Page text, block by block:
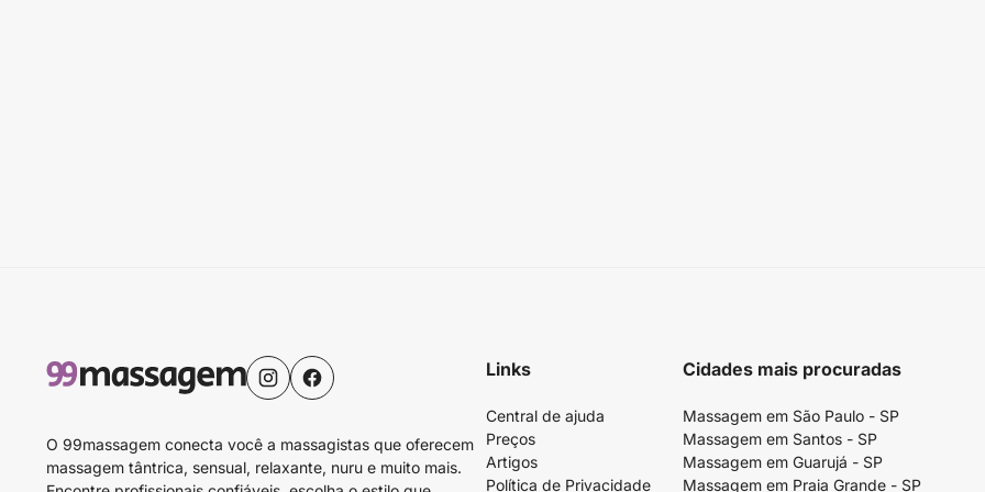
O 99massagem conecta você a massagistas que oferecem
massagem tântrica, sensual, relaxante, nuru e muito mais.
Links
Central de ajuda
Preços
Artigos
Política de Privacidade
Cidades mais procuradas
Massagem em São Paulo - SP
Massagem em Santos - SP
Massagem em Guarujá - SP
Massagem em Praia Grande - SP